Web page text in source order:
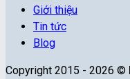
Giới thiệu
Tin tức
Blog
Copyright 2015 - 2026 ©